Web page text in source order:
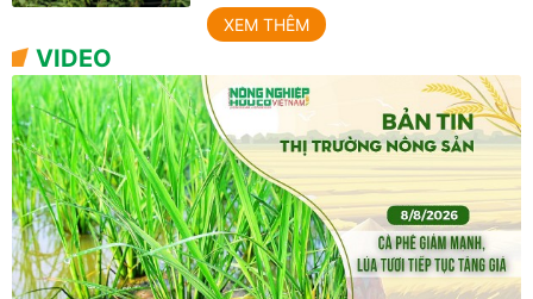
XEM THÊM
VIDEO